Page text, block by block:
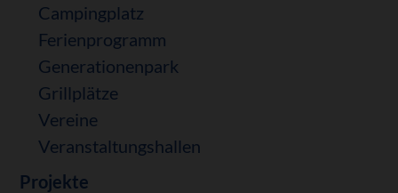
Campingplatz
Ferienprogramm
Generationenpark
Grillplätze
Vereine
Veranstaltungshallen
Projekte